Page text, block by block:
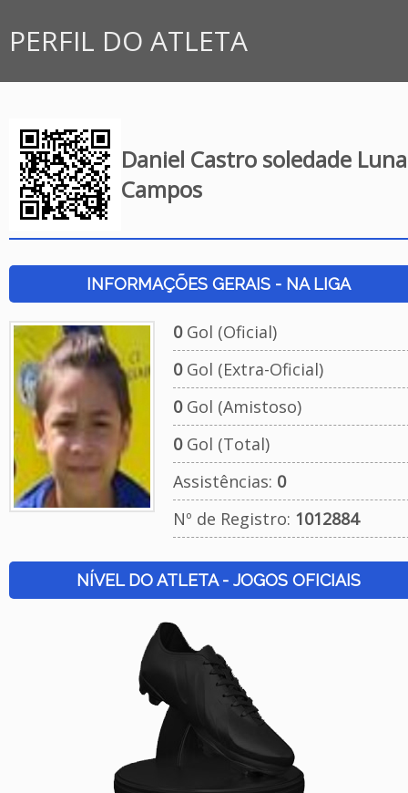
PERFIL DO ATLETA
Daniel Castro soledade Luna
Campos
INFORMAÇÕES GERAIS - NA LIGA
0Gol (Oficial)
0Gol (Extra-Oficial)
0Gol (Amistoso)
0Gol (Total)
Assistências: 0
Nº de Registro: 1012884
NÍVEL DO ATLETA - JOGOS OFICIAIS